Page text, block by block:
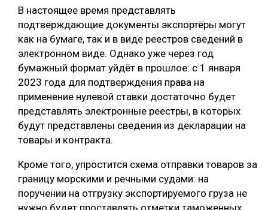
ЛЕСОПИЛЕНИЕ
ДЕРЕВЯННОЕ ДОМОСТРОЕНИЕ
БЕЗОПАСНОЕ ПРОИЗВОДСТВО
СОРТИРОВКА ДРЕВЕСИНЫ
СУШКА ДРЕВЕСИНЫ
МЕБЕЛЬНОЕ ПРОИЗВОДСТВО
В настоящее время представлять
подтверждающие документы экспортёры могут
как на бумаге, так и в виде реестров сведений в
электронном виде. Однако уже через год
бумажный формат уйдёт в прошлое: с 1 января
2023 года для подтверждения права на
применение нулевой ставки достаточно будет
представлять электронные реестры, в которых
будут представлены сведения из декларации на
товары и контракта.
Кроме того, упростится схема отправки товаров за
границу морскими и речными судами: на
поручении на отгрузку экспортируемого груза не